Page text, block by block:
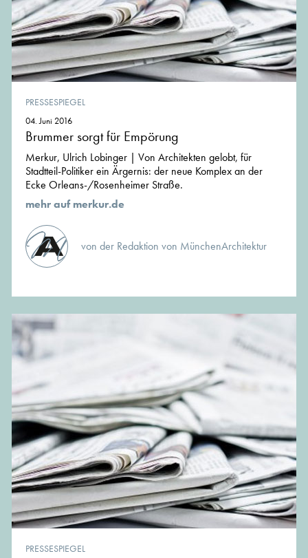
PRESSESPIEGEL
04. Juni 2016
Brummer sorgt für Empörung
Merkur, Ulrich Lobinger | Von Architekten gelobt, für
Stadtteil-Politiker ein Ärgernis: der neue Komplex an der
Ecke Orleans-/Rosenheimer Straße.
mehr auf merkur.de
von der Redaktion von MünchenArchitektur
PRESSESPIEGEL